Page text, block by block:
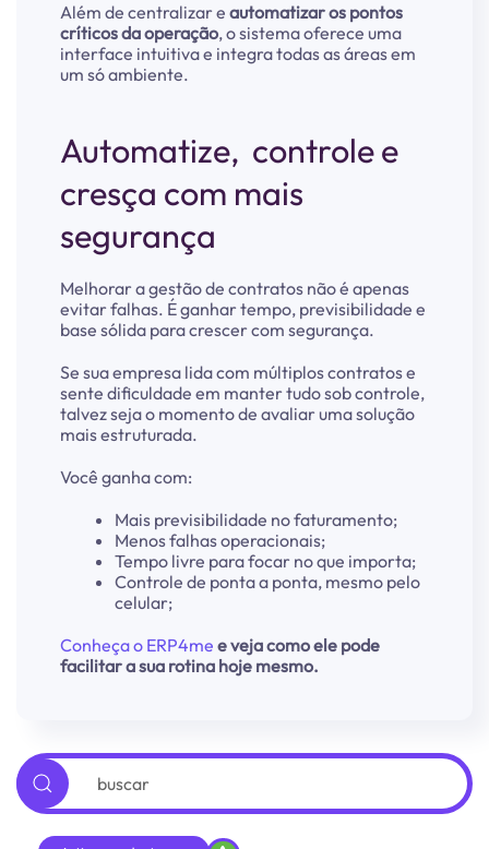
Além de centralizar e automatizar os pontos
críticos da operação, o sistema oferece uma
interface intuitiva e integra todas as áreas em
um só ambiente.
Automatize, controle e
cresça com mais
segurança
Melhorar a gestão de contratos não é apenas
evitar falhas. É ganhar tempo, previsibilidade e
base sólida para crescer com segurança.
Se sua empresa lida com múltiplos contratos e
sente dificuldade em manter tudo sob controle,
talvez seja o momento de avaliar uma solução
mais estruturada.
Você ganha com:
Mais previsibilidade no faturamento;
Menos falhas operacionais;
Tempo livre para focar no que importa;
Controle de ponta a ponta, mesmo pelo
celular;
Conheça o ERP4me e veja como ele pode
facilitar a sua rotina hoje mesmo.